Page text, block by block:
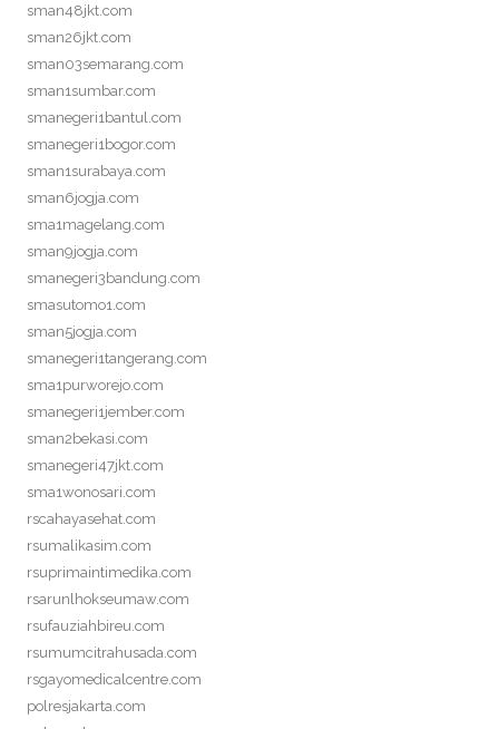
sman48jkt.com
sman26jkt.com
sman03semarang.com
sman1sumbar.com
smanegeri1bantul.com
smanegeri1bogor.com
sman1surabaya.com
sman6jogja.com
sma1magelang.com
sman9jogja.com
smanegeri3bandung.com
smasutomo1.com
sman5jogja.com
smanegeri1tangerang.com
sma1purworejo.com
smanegeri1jember.com
sman2bekasi.com
smanegeri47jkt.com
sma1wonosari.com
rscahayasehat.com
rsumalikasim.com
rsuprimaintimedika.com
rsarunlhokseumaw.com
rsufauziahbireu.com
rsumumcitrahusada.com
rsgayomedicalcentre.com
polresjakarta.com